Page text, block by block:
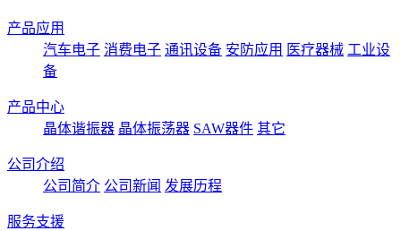
产品应用
汽车电子 消费电子 通讯设备 安防应用 医疗器械 工业设
备
产品中心
晶体谐振器 晶体振荡器 SAW器件 其它
公司介绍
公司简介 公司新闻 发展历程
服务支援